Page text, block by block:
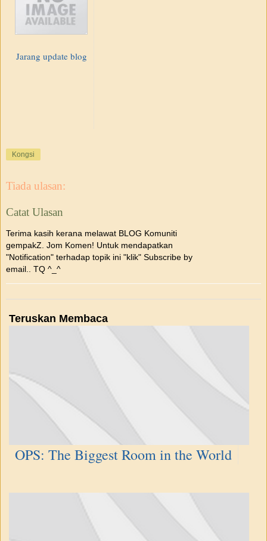
Jarang update blog
Kongsi
Tiada ulasan:
Catat Ulasan
Terima kasih kerana melawat BLOG Komuniti
gempakZ. Jom Komen! Untuk mendapatkan
"Notification" terhadap topik ini "klik" Subscribe by
email.. TQ ^_^
Teruskan Membaca
OPS: The Biggest Room in the World